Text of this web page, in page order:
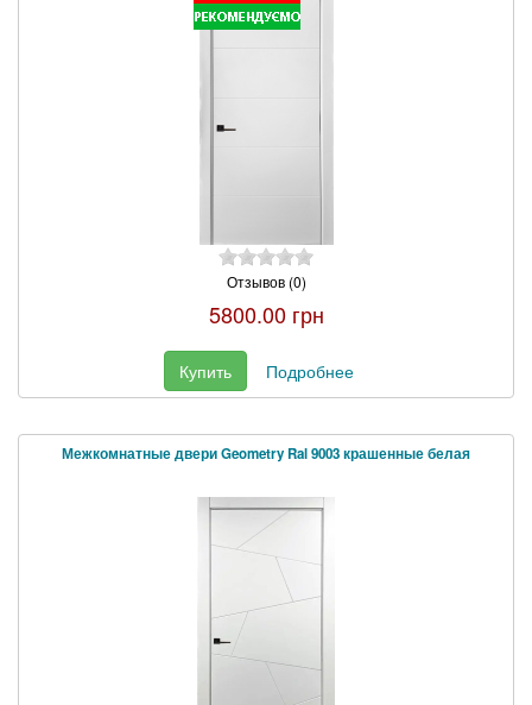
Отзывов (0)
5800.00 грн
Купить Подробнее
Межкомнатные двери Geometry Ral 9003 крашенные белая